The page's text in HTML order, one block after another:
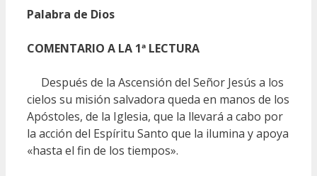
Palabra de Dios
COMENTARIO A LA 1ª LECTURA
Después de la Ascensión del Señor Jesús a los
cielos su misión salvadora queda en manos de los
Apóstoles, de la Iglesia, que la llevará a cabo por
la acción del Espíritu Santo que la ilumina y apoya
«hasta el fin de los tiempos».